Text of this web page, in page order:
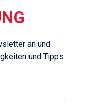
an und
und Tipps